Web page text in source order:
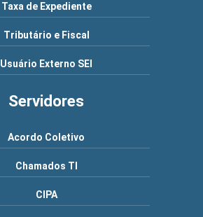
Taxa de Expediente
Tributário e Fiscal
Usuário Externo SEI
Servidores
Acordo Coletivo
Chamados TI
CIPA